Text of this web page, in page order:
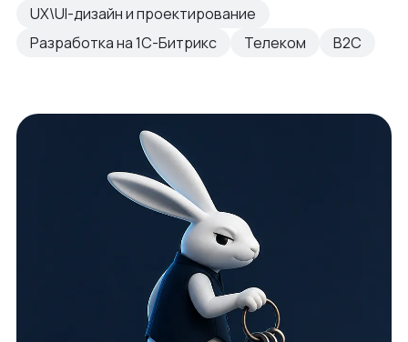
UX\UI-дизайн и проектирование
Разработка на 1С-Битрикс
Телеком B2C